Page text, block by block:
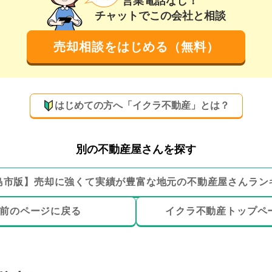
チャットでこの会社と相談
売却相談をはじめる（無料）
はじめての方へ「イクラ不動産」とは？
別の不動産屋さんを探す
市版】 売却に強くて実績が豊富な地元の不動産屋さんラン
前のページに戻る イクラ不動産トップペ